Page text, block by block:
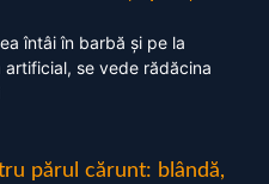
întâi în barbă și pe la
se vede rădăcina
părul cărunt: blândă,